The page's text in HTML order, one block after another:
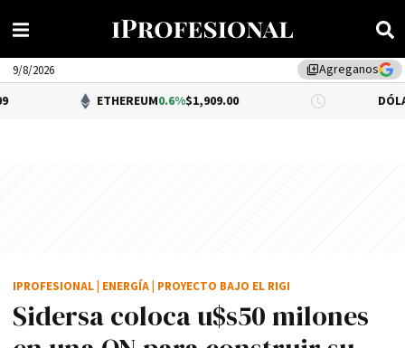
library_addAgreganos
9/8/2026
ETHEREUM0.6%$1,909.00 DÓLAR BNA 0.34%
Sidersa coloca u$s50 milones
IPROFESIONAL ENERGÍA PROYECTO BAJO EL RIGI